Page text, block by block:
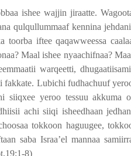
ishee wajjin jiraatte.
qulqullummaaf kennina
toorba iftee qaqawweessa
Maal ishee nyaachifnaa?
warqeetti,
fakkate. Lubichi fudhachuuf
siiqxee yeroo tessuu akkuma
achi siiqi isheedhaan
tokkoon haguugee,
saba Israa’el mannaa
8)